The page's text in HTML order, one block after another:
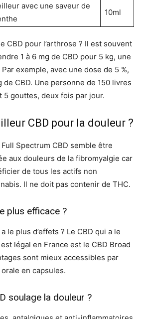
avec une saveur de
10ml
CBD pour l’arthrose ? Il est souvent
1 à 6 mg de CBD pour 5 kg, une
exemple, avec une dose de 5 %,
de CBD. Une personne de 150 livres
5 gouttes, deux fois par jour.
CBD pour la douleur ?
Full Spectrum CBD semble être
aux douleurs de la fibromyalgie car
de tous les actifs non
Il ne doit pas contenir de THC.
plus efficace ?
le plus d’effets ? Le CBD qui a le
légal en France est le CBD Broad
sont mieux accessibles par
en capsules.
soulage la douleur ?